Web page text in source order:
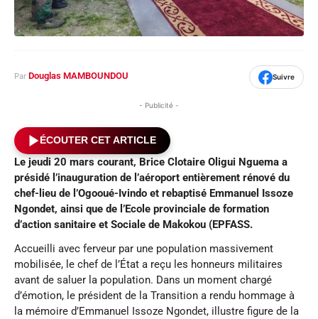
Par Douglas MAMBOUNDOU Suivre
- Publicité -
ÉCOUTER CET ARTICLE
Le jeudi 20 mars courant, Brice Clotaire Oligui Nguema a
présidé l’inauguration de l’aéroport entièrement rénové du
chef-lieu de l’Ogooué-Ivindo et rebaptisé Emmanuel Issoze
Ngondet, ainsi que de l’Ecole provinciale de formation
d’action sanitaire et Sociale de Makokou (EPFASS.
Accueilli avec ferveur par une population massivement
mobilisée, le chef de l’État a reçu les honneurs militaires
avant de saluer la population. Dans un moment chargé
d’émotion, le président de la Transition a rendu hommage à
la mémoire d’Emmanuel Issoze Ngondet, illustre figure de la